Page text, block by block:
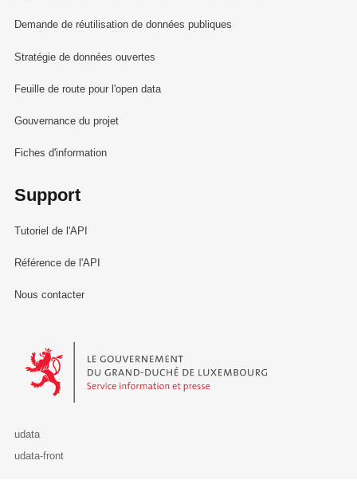
Demande de réutilisation de données publiques
Stratégie de données ouvertes
Feuille de route pour l'open data
Gouvernance du projet
Fiches d'information
Support
Tutoriel de l'API
Référence de l'API
Nous contacter
Le Gouvernement du Grand-Duché de Luxembourg - Service
udata
udata-front